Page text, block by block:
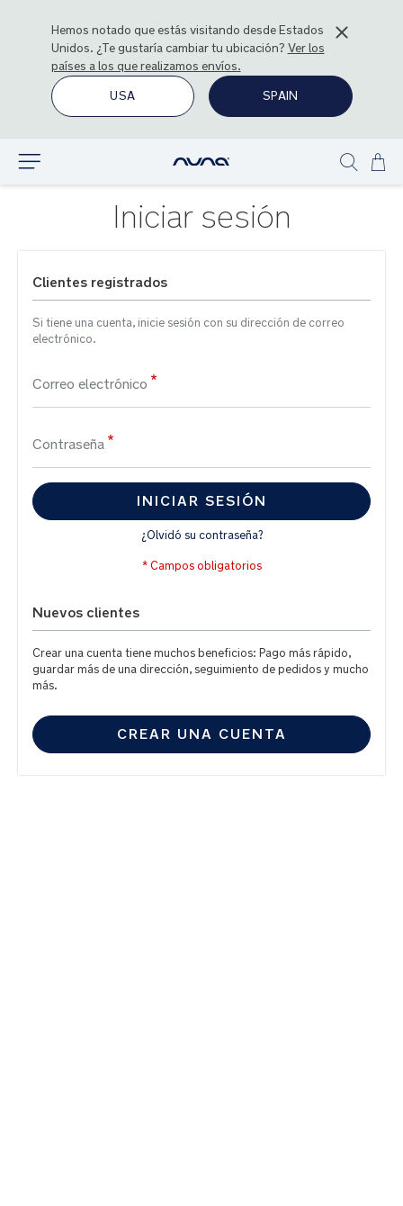
Hemos notado que estás visitando desdeEstados
Unidos. ¿Te gustaría cambiar tu ubicación? Ver los
países a los que realizamos envíos.
USA
SPAIN
Ir
Iniciar sesión
Clientes registrados
Si tiene una cuenta, inicie sesión con su dirección de correo
electrónico.
Correo electrónico
Contraseña
INICIAR SESIÓN
¿Olvidó su contraseña?
Nuevos clientes
Crear una cuenta tiene muchos beneficios: Pago más rápido,
guardar más de una dirección, seguimiento de pedidos y mucho
más.
CREAR UNA CUENTA